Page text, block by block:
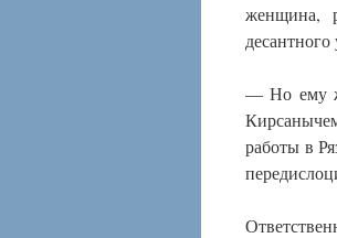
женщина,
— Но ему
работы в